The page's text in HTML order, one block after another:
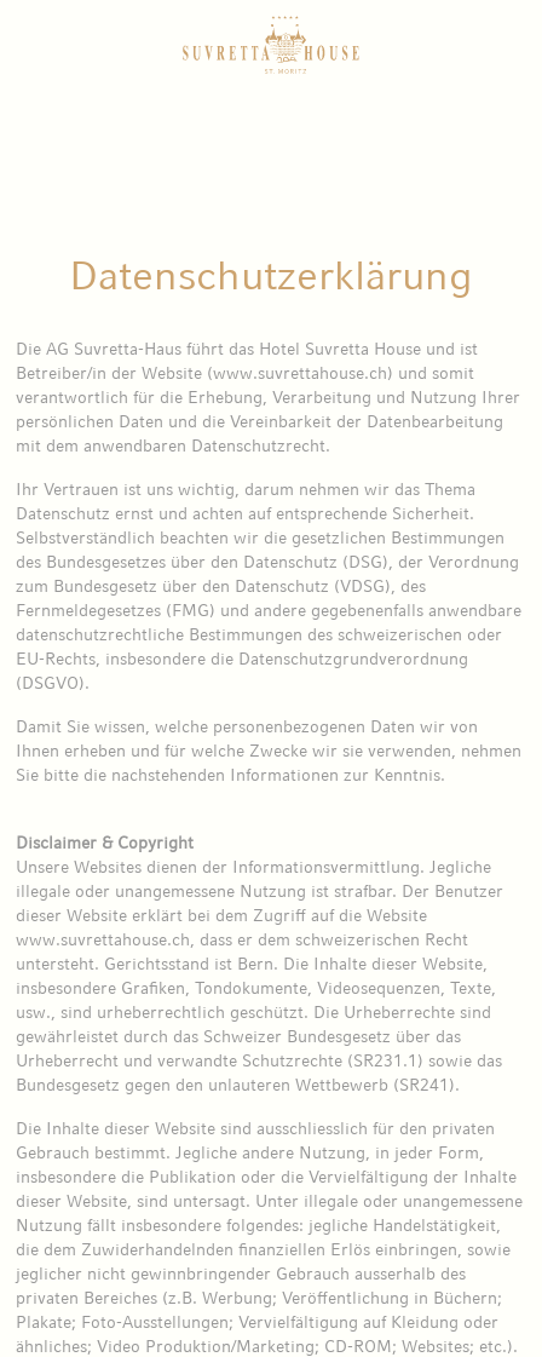
Datenschutzerklärung
Die AG Suvretta-Haus führt das Hotel Suvretta House und ist
Betreiber/in der Website (www.suvrettahouse.ch) und somit
verantwortlich für die Erhebung, Verarbeitung und Nutzung Ihrer
persönlichen Daten und die Vereinbarkeit der Datenbearbeitung
mit dem anwendbaren Datenschutzrecht.
Ihr Vertrauen ist uns wichtig, darum nehmen wir das Thema
Datenschutz ernst und achten auf entsprechende Sicherheit.
Selbstverständlich beachten wir die gesetzlichen Bestimmungen
des Bundesgesetzes über den Datenschutz (DSG), der Verordnung
zum Bundesgesetz über den Datenschutz (VDSG), des
Fernmeldegesetzes (FMG) und andere gegebenenfalls anwendbare
datenschutzrechtliche Bestimmungen des schweizerischen oder
EU-Rechts, insbesondere die Datenschutzgrundverordnung
(DSGVO).
Damit Sie wissen, welche personenbezogenen Daten wir von
Ihnen erheben und für welche Zwecke wir sie verwenden, nehmen
Sie bitte die nachstehenden Informationen zur Kenntnis.
Disclaimer & Copyright
Unsere Websites dienen der Informationsvermittlung. Jegliche
illegale oder unangemessene Nutzung ist strafbar. Der Benutzer
dieser Website erklärt bei dem Zugriff auf die Website
www.suvrettahouse.ch, dass er dem schweizerischen Recht
untersteht. Gerichtsstand ist Bern. Die Inhalte dieser Website,
insbesondere Grafiken, Tondokumente, Videosequenzen, Texte,
usw., sind urheberrechtlich geschützt. Die Urheberrechte sind
gewährleistet durch das Schweizer Bundesgesetz über das
Urheberrecht und verwandte Schutzrechte (SR231.1) sowie das
Bundesgesetz gegen den unlauteren Wettbewerb (SR241).
Die Inhalte dieser Website sind ausschliesslich für den privaten
Gebrauch bestimmt. Jegliche andere Nutzung, in jeder Form,
insbesondere die Publikation oder die Vervielfältigung der Inhalte
dieser Website, sind untersagt. Unter illegale oder unangemessene
Nutzung fällt insbesondere folgendes: jegliche Handelstätigkeit,
die dem Zuwiderhandelnden finanziellen Erlös einbringen, sowie
jeglicher nicht gewinnbringender Gebrauch ausserhalb des
privaten Bereiches (z.B. Werbung; Veröffentlichung in Büchern;
Plakate; Foto-Ausstellungen; Vervielfältigung auf Kleidung oder
ähnliches; Video Produktion/Marketing; CD-ROM; Websites; etc.).